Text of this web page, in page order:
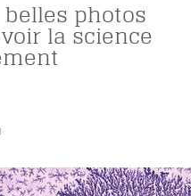
belles photos
la science